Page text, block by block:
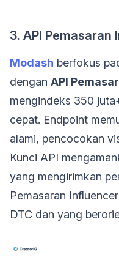
3. API
Modash berfokus
dengan API
mengindeks 350
cepat. Endpoint
alami, pencocokan
Kunci API
yang mengirimkan
Pemasaran
DTC dan yang